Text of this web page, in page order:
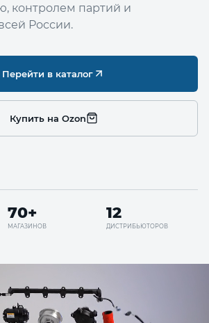
контролем партий и
России.
Перейти в каталог
Купить на Ozon
70+
МАГАЗИНОВ
12
ДИСТРИБЬЮТОРОВ